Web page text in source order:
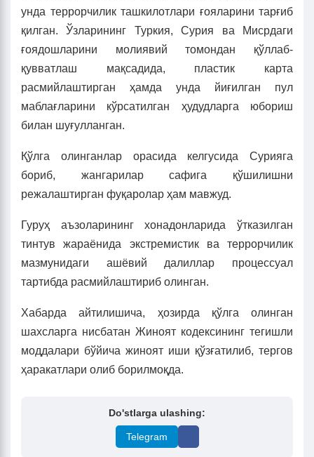
унда террорчилик ташкилотлари ғояларини тарғиб
қилган. Ўзларининг Туркия, Сурия ва Мисрдаги
ғоядошларини молиявий томондан қўллаб-
қувватлаш мақсадида, пластик карта
расмийлаштирган ҳамда унда йиғилган пул
маблағларини кўрсатилган ҳудудларга юбориш
билан шуғулланган.
Қўлга олинганлар орасида келгусида Сурияга
бориб, жангарилар сафига қўшилишни
режалаштирган фуқаролар ҳам мавжуд.
Гуруҳ аъзоларининг хонадонларида ўтказилган
тинтув жараёнида экстремистик ва террорчилик
мазмунидаги ашёвий далиллар процессуал
тартибда расмийлаштириб олинган.
Хабарда айтилишича, ҳозирда қўлга олинган
шахсларга нисбатан Жиноят кодексининг тегишли
моддалари бўйича жиноят иши қўзғатилиб, тергов
ҳаракатлари олиб борилмоқда.
Do'stlarga ulashing:
Telegram